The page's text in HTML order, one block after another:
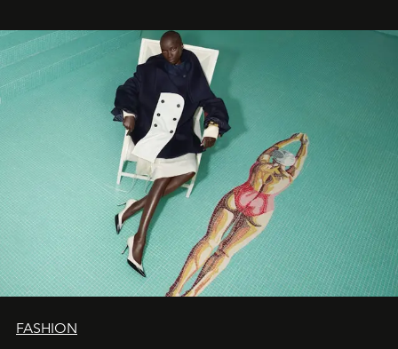
un’impronta indelebile nella storia della moda.
FASHION